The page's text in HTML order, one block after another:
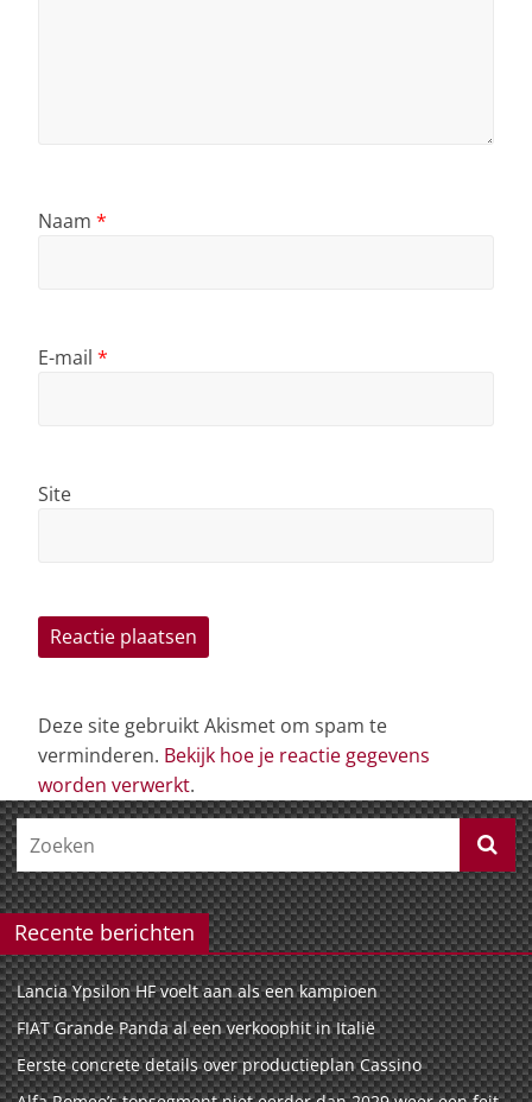
Naam *
E-mail *
Site
Deze site gebruikt Akismet om spam te
verminderen. Bekijk hoe je reactie gegevens
worden verwerkt.
Recente berichten
Lancia Ypsilon HF voelt aan als een kampioen
FIAT Grande Panda al een verkoophit in Italië
Eerste concrete details over productieplan Cassino